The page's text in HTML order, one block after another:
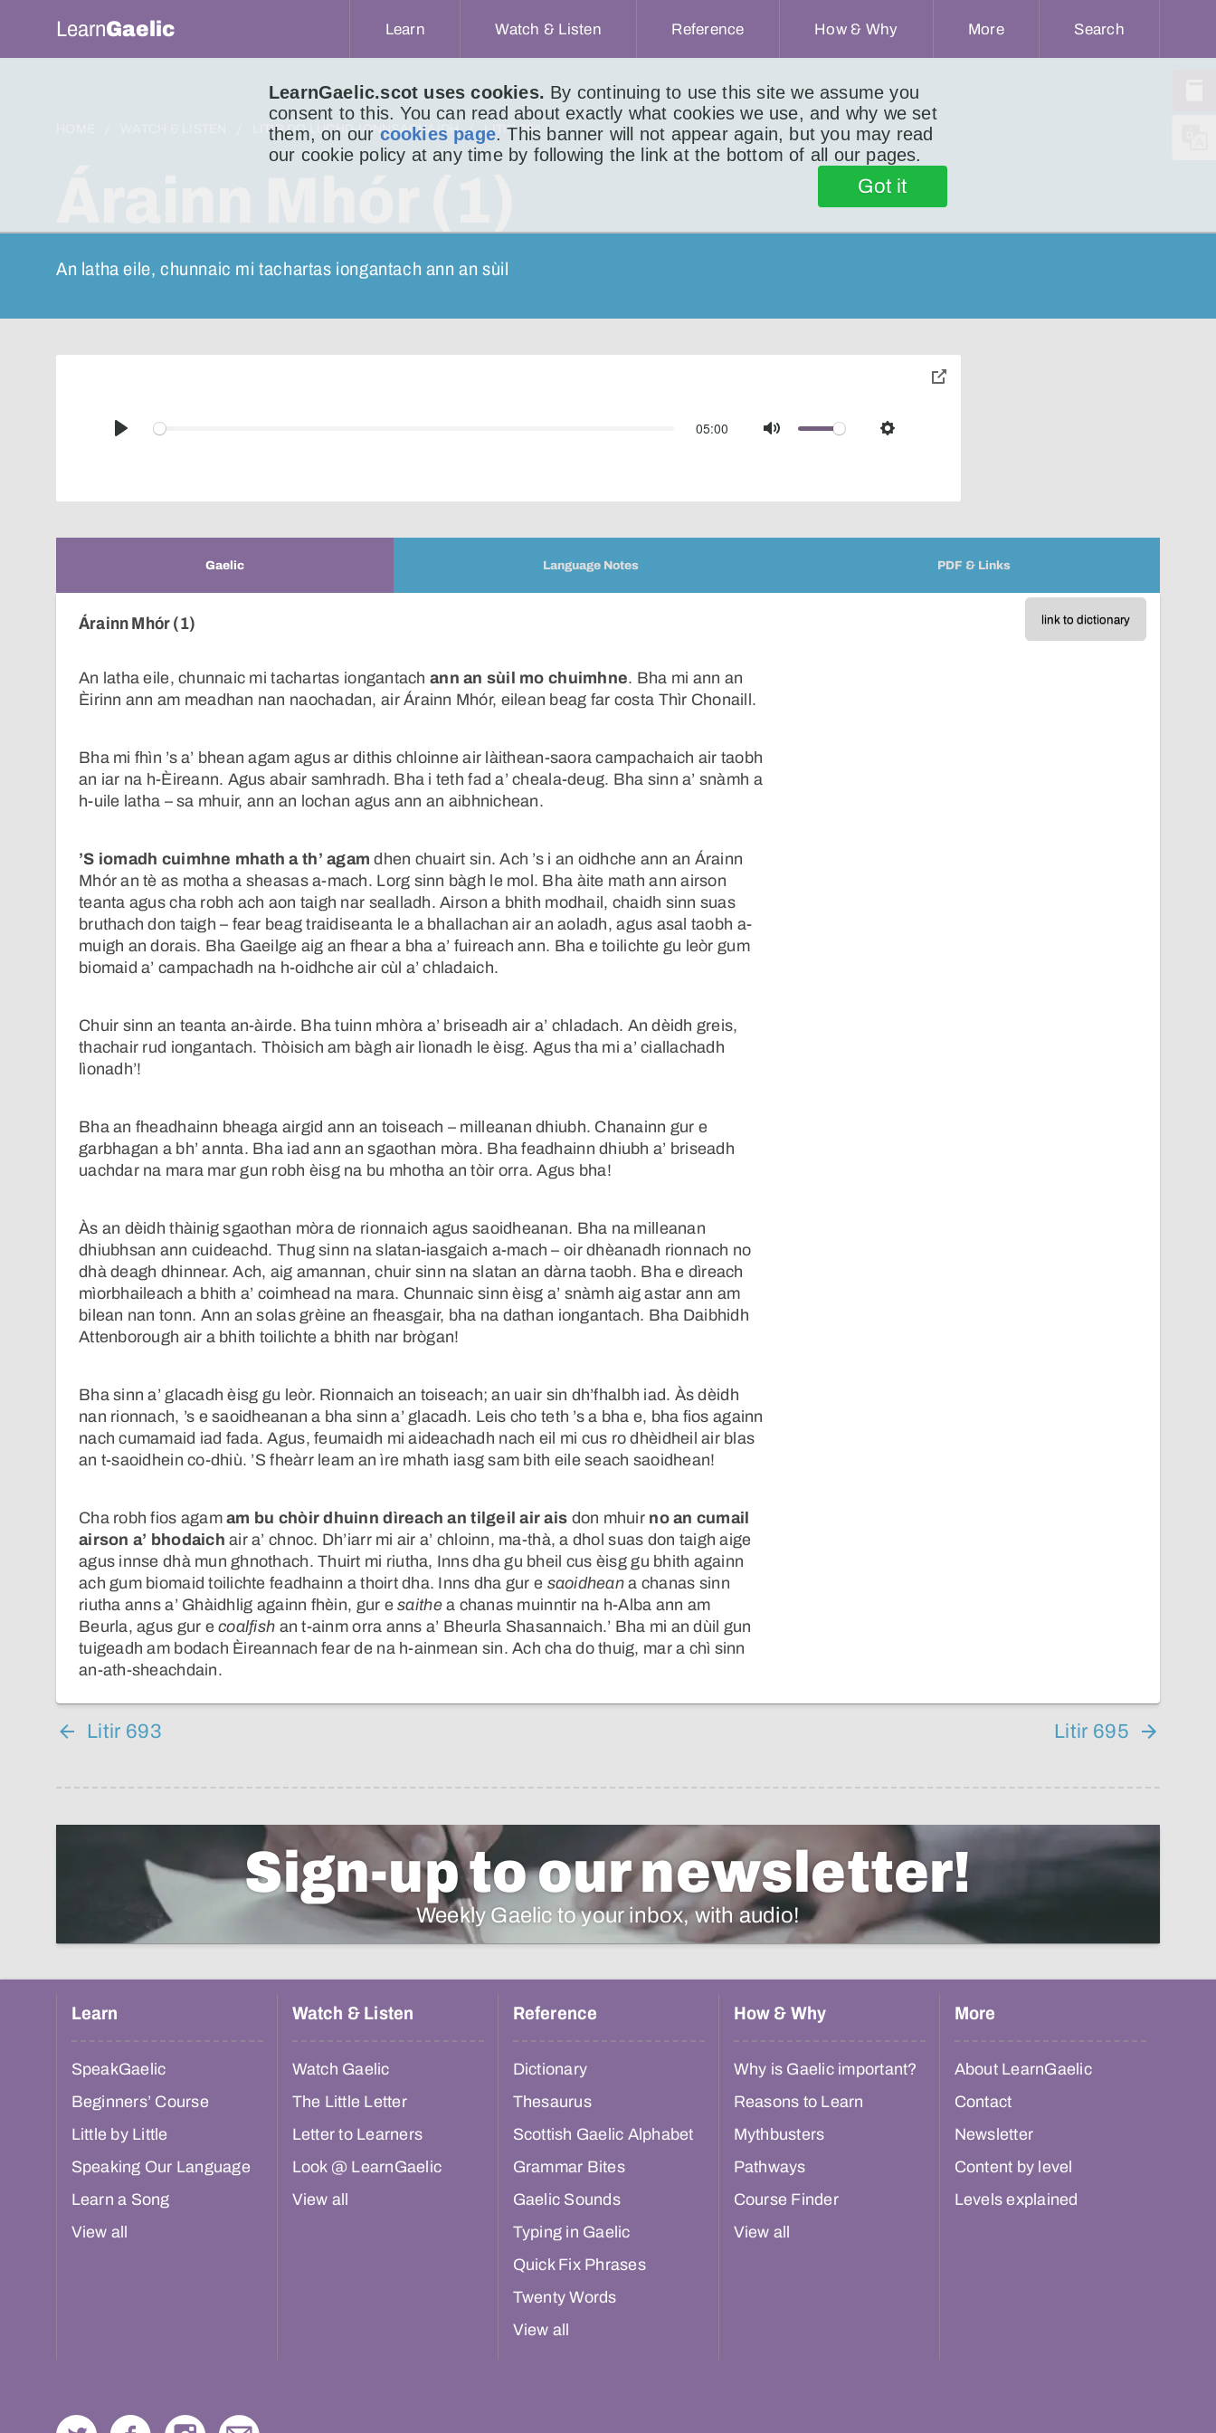
LearnGaelic.scot uses cookies. By continuing to use this site we assume you
consent to this. You can read about exactly what cookies we use, and why we set
them, on our cookies page. This banner will not appear again, but you may read
our cookie policy at any time by following the link at the bottom of all our pages.
Got it
LearnGaelic Learn Watch & Listen Reference How & Why More Search
LITIR DO LUCHD-IONNSACHAIDH LITIR 694
An latha eile, chunnaic mi tachartas iongantach ann an sùil
Play
05:00
Mute Settings
toggle
Gaelic Language Notes PDF & Links
link to dictionary
Árainn Mhór (1)
An latha eile, chunnaic mi tachartas iongantach ann an sùil mo chuimhne. Bha mi ann an
Èirinn ann am meadhan nan naochadan, air Árainn Mhór, eilean beag far costa Thìr Chonaill.
Bha mi fhìn ’s a’ bhean agam agus ar dithis chloinne air làithean-saora campachaich air taobh
an iar na h-Èireann. Agus abair samhradh. Bha i teth fad a’ cheala-deug. Bha sinn a’ snàmh a
h-uile latha – sa mhuir, ann an lochan agus ann an aibhnichean.
’S iomadh cuimhne mhath a th’ agam dhen chuairt sin. Ach ’s i an oidhche ann an Árainn
Mhór an tè as motha a sheasas a-mach. Lorg sinn bàgh le mol. Bha àite math ann airson
teanta agus cha robh ach aon taigh nar sealladh. Airson a bhith modhail, chaidh sinn suas
bruthach don taigh – fear beag traidiseanta le a bhallachan air an aoladh, agus asal taobh a-
muigh an dorais. Bha Gaeilge aig an fhear a bha a’ fuireach ann. Bha e toilichte gu leòr gum
biomaid a’ campachadh na h-oidhche air cùl a’ chladaich.
Chuir sinn an teanta an-àirde. Bha tuinn mhòra a’ briseadh air a’ chladach. An dèidh greis,
thachair rud iongantach. Thòisich am bàgh air lìonadh le èisg. Agus tha mi a’ ciallachadh
lìonadh’!
Bha an fheadhainn bheaga airgid ann an toiseach – milleanan dhiubh. Chanainn gur e
garbhagan a bh’ annta. Bha iad ann an sgaothan mòra. Bha feadhainn dhiubh a’ briseadh
uachdar na mara mar gun robh èisg na bu mhotha an tòir orra. Agus bha!
Às an dèidh thàinig sgaothan mòra de rionnaich agus saoidheanan. Bha na milleanan
dhiubhsan ann cuideachd. Thug sinn na slatan-iasgaich a-mach – oir dhèanadh rionnach no
dhà deagh dhinnear. Ach, aig amannan, chuir sinn na slatan an dàrna taobh. Bha e dìreach
mìorbhaileach a bhith a’ coimhead na mara. Chunnaic sinn èisg a’ snàmh aig astar ann am
bilean nan tonn. Ann an solas grèine an fheasgair, bha na dathan iongantach. Bha Daibhidh
Attenborough air a bhith toilichte a bhith nar brògan!
Bha sinn a’ glacadh èisg gu leòr. Rionnaich an toiseach; an uair sin dh’fhalbh iad. Às dèidh
nan rionnach, ’s e saoidheanan a bha sinn a’ glacadh. Leis cho teth ’s a bha e, bha fios againn
nach cumamaid iad fada. Agus, feumaidh mi aideachadh nach eil mi cus ro dhèidheil air blas
an t-saoidhein co-dhiù. ’S fheàrr leam an ìre mhath iasg sam bith eile seach saoidhean!
Cha robh fios agamam bu chòir dhuinn dìreach an tilgeil air ais don mhuir no an cumail
airson a’ bhodaich air a’ chnoc. Dh’iarr mi air a’ chloinn, ma-thà, a dhol suas don taigh aige
agus innse dhà mun ghnothach. Thuirt mi riutha, Inns dha gu bheil cus èisg gu bhith againn
ach gum biomaid toilichte feadhainn a thoirt dha. Inns dha gur e saoidhean a chanas sinn
riutha anns a’ Ghàidhlig againn fhèin, gur esaithea chanas muinntir na h-Alba ann am
Beurla, agus gur ecoalfish an t-ainm orra anns a’ Bheurla Shasannaich.’ Bha mi an dùil gun
tuigeadh am bodach Èireannach fear de na h-ainmean sin. Ach cha do thuig, mar a chì sinn
an-ath-sheachdain.
Litir 693 Litir 695
Sign-up to our newsletter!
Weekly Gaelic to your inbox, with audio!
Learn
SpeakGaelic
Beginners’ Course
Little by Little
Speaking Our Language
Learn a Song
View all
Watch & Listen
Watch Gaelic
The Little Letter
Letter to Learners
Look @ LearnGaelic
View all
Reference
Dictionary
Thesaurus
Scottish Gaelic Alphabet
Grammar Bites
Gaelic Sounds
Typing in Gaelic
Quick Fix Phrases
Twenty Words
View all
How & Why
Why is Gaelic important?
Reasons to Learn
Mythbusters
Pathways
Course Finder
View all
More
About LearnGaelic
Contact
Newsletter
Content by level
Levels explained